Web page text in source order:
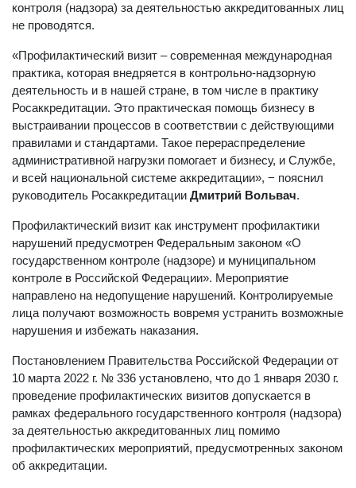
контроля (надзора) за деятельностью аккредитованных лиц
не проводятся.
«Профилактический визит – современная международная
практика, которая внедряется в контрольно-надзорную
деятельность и в нашей стране, в том числе в практику
Росаккредитации. Это практическая помощь бизнесу в
выстраивании процессов в соответствии с действующими
правилами и стандартами. Такое перераспределение
административной нагрузки помогает и бизнесу, и Службе,
и всей национальной системе аккредитации», − пояснил
руководитель Росаккредитации Дмитрий Вольвач.
Профилактический визит как инструмент профилактики
нарушений предусмотрен Федеральным законом «О
государственном контроле (надзоре) и муниципальном
контроле в Российской Федерации». Мероприятие
направлено на недопущение нарушений. Контролируемые
лица получают возможность вовремя устранить возможные
нарушения и избежать наказания.
Постановлением Правительства Российской Федерации от
10 марта 2022 г. № 336 установлено, что до 1 января 2030 г.
проведение профилактических визитов допускается в
рамках федерального государственного контроля (надзора)
за деятельностью аккредитованных лиц помимо
профилактических мероприятий, предусмотренных законом
об аккредитации.